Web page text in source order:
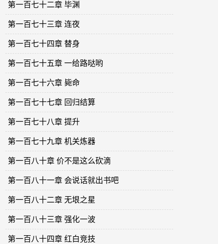
第一百七十二章 毕渊
第一百七十三章 连夜
第一百七十四章 替身
第一百七十五章 一给路哒哟
第一百七十六章 毙命
第一百七十七章 回归结算
第一百七十八章 提升
第一百七十九章 机关炼器
第一百八十章 价不是这么砍滴
第一百八十一章 会说话就出书吧
第一百八十二章 无垠之星
第一百八十三章 强化一波
第一百八十四章 红白竞技